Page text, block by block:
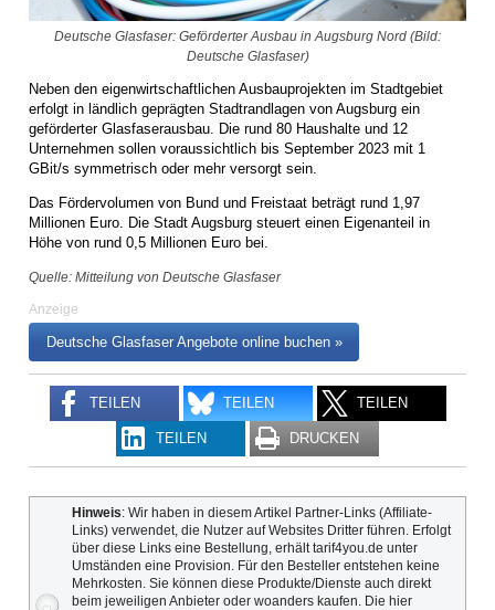
Deutsche Glasfaser: Geförderter Ausbau in Augsburg Nord (Bild:
Deutsche Glasfaser)
Neben den eigenwirtschaftlichen Ausbauprojekten im Stadtgebiet
erfolgt in ländlich geprägten Stadtrandlagen von Augsburg ein
geförderter Glasfaserausbau. Die rund 80 Haushalte und 12
Unternehmen sollen voraussichtlich bis September 2023 mit 1
GBit/s symmetrisch oder mehr versorgt sein.
Das Fördervolumen von Bund und Freistaat beträgt rund 1,97
Millionen Euro. Die Stadt Augsburg steuert einen Eigenanteil in
Höhe von rund 0,5 Millionen Euro bei.
Quelle: Mitteilung von Deutsche Glasfaser
Anzeige
Deutsche Glasfaser Angebote online buchen »
TEILEN TEILEN TEILEN
TEILEN DRUCKEN
Hinweis: Wir haben in diesem Artikel Partner-Links (Affiliate-
Links) verwendet, die Nutzer auf Websites Dritter führen. Erfolgt
über diese Links eine Bestellung, erhält tarif4you.de unter
Umständen eine Provision. Für den Besteller entstehen keine
Mehrkosten. Sie können diese Produkte/Dienste auch direkt
beim jeweiligen Anbieter oder woanders kaufen. Die hier